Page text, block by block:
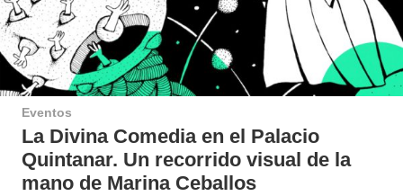
Eventos
La Divina Comedia en el Palacio
Quintanar. Un recorrido visual de la
mano de Marina Ceballos